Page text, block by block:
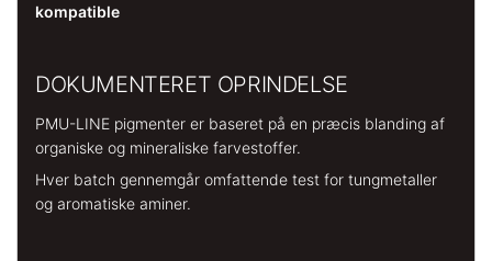
kompatible
DOKUMENTERET OPRINDELSE
PMU-LINE pigmenter er baseret på en præcis blanding af
organiske og mineraliske farvestoffer.
Hver batch gennemgår omfattende test for tungmetaller
og aromatiske aminer.